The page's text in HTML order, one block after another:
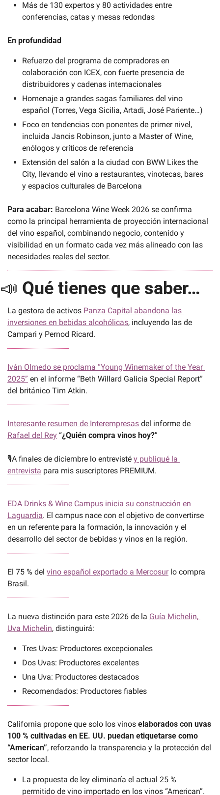
Más de 130 expertos y 80 actividades entre
conferencias, catas y mesas redondas
En profundidad
Refuerzo del programa de compradores en
colaboración con ICEX, con fuerte presencia de
distribuidores y cadenas internacionales
Homenaje a grandes sagas familiares del vino
español (Torres, Vega Sicilia, Artadi, José Pariente…)
Foco en tendencias con ponentes de primer nivel,
incluida Jancis Robinson, junto a Master of Wine,
enólogos y críticos de referencia
Extensión del salón a la ciudad con BWW Likes the
City, llevando el vino a restaurantes, vinotecas, bares
y espacios culturales de Barcelona
Para acabar: Barcelona Wine Week 2026 se confirma
como la principal herramienta de proyección internacional
del vino español, combinando negocio, contenido y
visibilidad en un formato cada vez más alineado con las
necesidades reales del sector.
📣 Qué tienes que saber…
La gestora de activos Panza Capital abandona las
inversiones en bebidas alcohólicas, incluyendo las de
Campari y Pernod Ricard.
Iván Olmedo se proclama “Young Winemaker of the Year
2025” en el informe “Beth Willard Galicia Special Report”
del británico Tim Atkin.
Interesante resumen de Interempresas
Rafael del Rey “¿Quién compra vinos hoy?”
🎙️A finales de diciembre lo entrevisté y publiqué la
entrevista para mis suscriptores PREMIUM.
EDA Drinks & Wine Campus inicia su construcción en
Laguardia. El campus nace con el objetivo de convertirse
en un referente para la formación, la innovación y el
desarrollo del sector de bebidas y vinos en la región.
El 75 % del vino español exportado a Mercosur lo compra
Brasil.
La nueva distinción para este 2026 de la Guía Michelin,
Uva Michelin, distinguirá:
Tres Uvas: Productores excepcionales
Dos Uvas: Productores excelentes
Una Uva: Productores destacados
Recomendados: Productores fiables
California propone que solo los vinos elaborados con uvas
100 % cultivadas en EE. UU. puedan etiquetarse como
“American”, reforzando la transparencia y la protección del
sector local.
La propuesta de ley eliminaría el actual 25 %
permitido de vino importado en los vinos “American”.